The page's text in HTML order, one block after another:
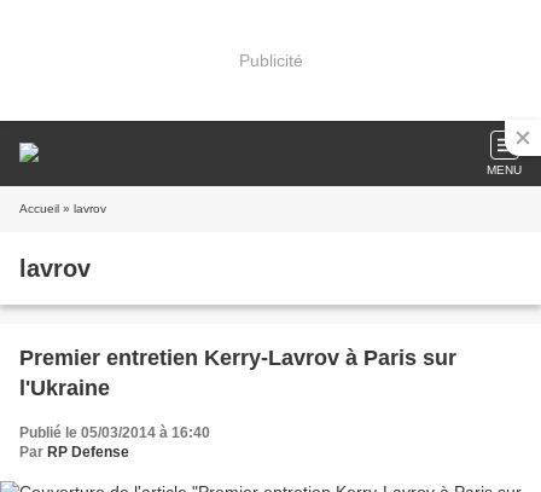
Publicité
MENU
Accueil » lavrov
lavrov
Premier entretien Kerry-Lavrov à Paris sur
l'Ukraine
Publié le 05/03/2014 à 16:40
Par RP Defense